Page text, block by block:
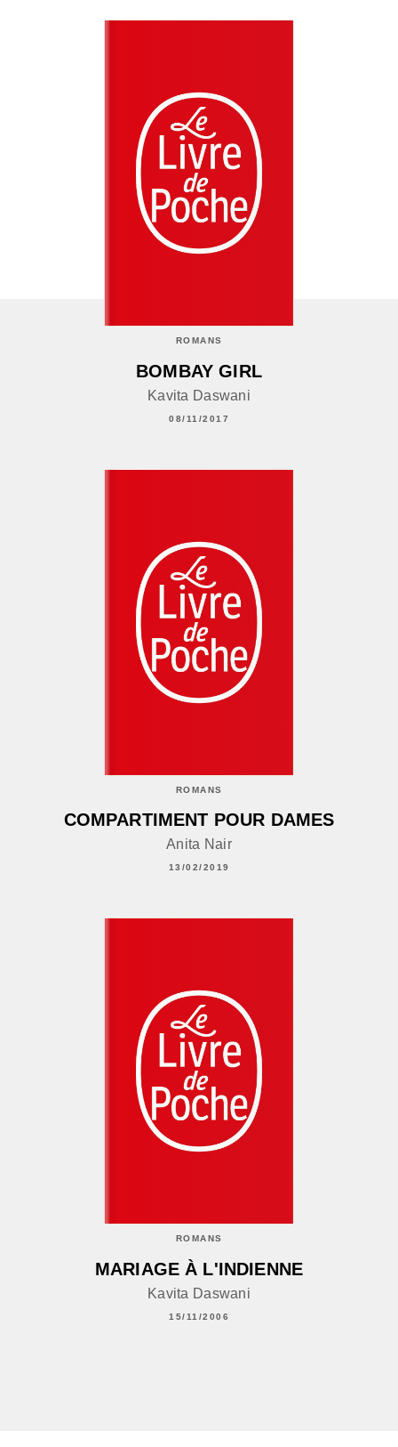
ROMANS
BOMBAY GIRL
Kavita Daswani
08/11/2017
ROMANS
COMPARTIMENT POUR DAMES
Anita Nair
13/02/2019
ROMANS
MARIAGE À L'INDIENNE
Kavita Daswani
15/11/2006